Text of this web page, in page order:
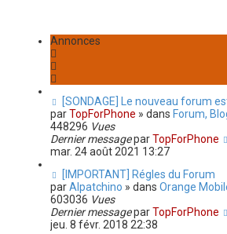
Annonces
[SONDAGE] Le nouveau forum
parTopForPhone » dans Forum,
448296 Vues
Dernier messageparTopForPhone
mar. 24 août 2021 13:27
[IMPORTANT] Régles du Forum
parAlpatchino » dans Orange
603036 Vues
Dernier messageparTopForPhone
jeu. 8 févr. 2018 22:38